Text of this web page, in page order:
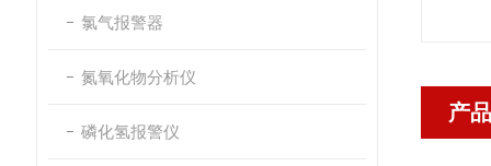
氯气报警器
氮氧化物分析仪
磷化氢报警仪
产